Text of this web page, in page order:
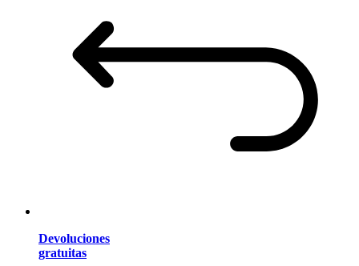
Devoluciones
gratuitas